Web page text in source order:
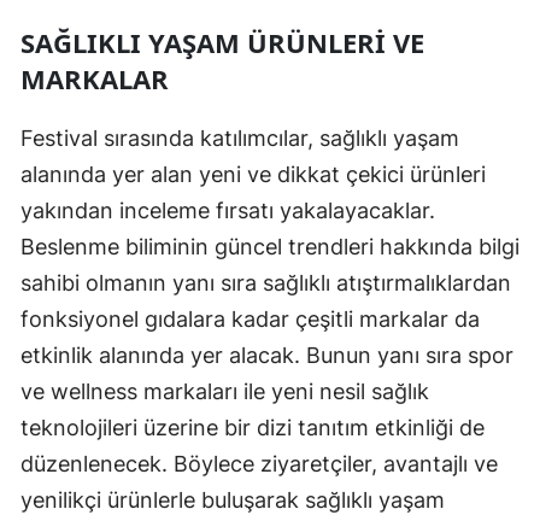
SAĞLIKLI YAŞAM ÜRÜNLERI VE
MARKALAR
Festival sırasında katılımcılar, sağlıklı yaşam
alanında yer alan yeni ve dikkat çekici ürünleri
yakından inceleme fırsatı yakalayacaklar.
Beslenme biliminin güncel trendleri hakkında bilgi
sahibi olmanın yanı sıra sağlıklı atıştırmalıklardan
fonksiyonel gıdalara kadar çeşitli markalar da
etkinlik alanında yer alacak. Bunun yanı sıra spor
ve wellness markaları ile yeni nesil sağlık
teknolojileri üzerine bir dizi tanıtım etkinliği de
düzenlenecek. Böylece ziyaretçiler, avantajlı ve
yenilikçi ürünlerle buluşarak sağlıklı yaşam